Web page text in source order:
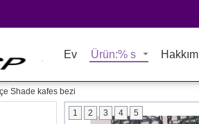
Ev Ürün:% s
Shade kafes bezi
1 2 3 4 5